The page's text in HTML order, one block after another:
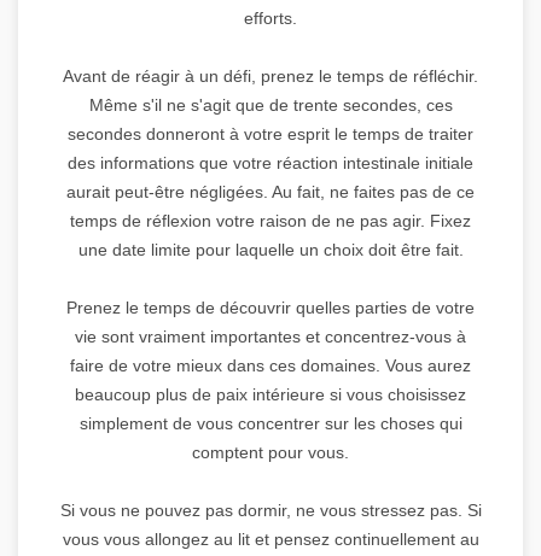
efforts.
Avant de réagir à un défi, prenez le temps de réfléchir.
Même s'il ne s'agit que de trente secondes, ces
secondes donneront à votre esprit le temps de traiter
des informations que votre réaction intestinale initiale
aurait peut-être négligées. Au fait, ne faites pas de ce
temps de réflexion votre raison de ne pas agir. Fixez
une date limite pour laquelle un choix doit être fait.
Prenez le temps de découvrir quelles parties de votre
vie sont vraiment importantes et concentrez-vous à
faire de votre mieux dans ces domaines. Vous aurez
beaucoup plus de paix intérieure si vous choisissez
simplement de vous concentrer sur les choses qui
comptent pour vous.
Si vous ne pouvez pas dormir, ne vous stressez pas. Si
vous vous allongez au lit et pensez continuellement au